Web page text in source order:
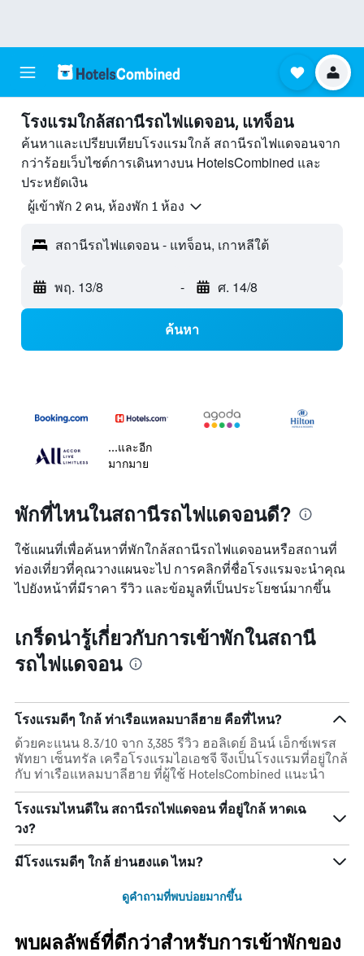
โรงแรมใกล้สถานีรถไฟแดจอน, แทจ็อน
ค้นหาและเปรียบเทียบโรงแรมใกล้ สถานีรถไฟแดจอนจาก
กว่าร้อยเว็บไซต์การเดินทางบน HotelsCombined และ
ประหยัดเงิน
ผู้เข้าพัก 2 คน, ห้องพัก 1 ห้อง
สถานีรถไฟแดจอน - แทจ็อน, เกาหลีใต้
พฤ. 13/8 - ศ. 14/8
ค้นหา
...และอีก
มากมาย
พักที่ไหนในสถานีรถไฟแดจอนดี?
ใช้แผนที่เพื่อค้นหาที่พักใกล้สถานีรถไฟแดจอนหรือสถานที่
ท่องเที่ยวที่คุณวางแผนจะไป การคลิกที่ชื่อโรงแรมจะนำคุณ
ไปยังหน้าที่มีราคา รีวิว และข้อมูลที่เป็นประโยชน์มากขึ้น
เกร็ดน่ารู้เกี่ยวกับการเข้าพักในสถานี
รถไฟแดจอน
โรงแรมดีๆ ใกล้ ท่าเรือแหลมบาลีฮาย คือที่ไหน?
ด้วยคะแนน 8.3/10 จาก 3,385 รีวิว ฮอลิเดย์ อินน์ เอ็กซ์เพรส
พัทยา เซ็นทรัล เครือโรงแรมไอเอชจี จึงเป็นโรงแรมที่อยู่ใกล้
กับ ท่าเรือแหลมบาลีฮาย ที่ผู้ใช้ HotelsCombined แนะนำ
โรงแรมไหนดีใน สถานีรถไฟแดจอน ที่อยู่ใกล้ หาดเฉ
วง?
มีโรงแรมดีๆ ใกล้ ย่านฮงแด ไหม?
ดูคำถามที่พบบ่อยมากขึ้น
พบผลลัพธ์ที่ดีกว่าสำหรับการเข้าพักของ